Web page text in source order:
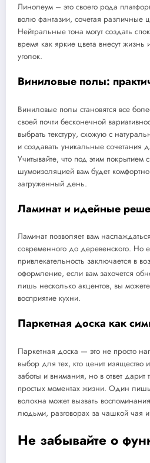
Линолеум – это своего рода
волю фантазии, сочетая различные
Нейтральные тона могут создать
время как яркие цвета внесут
уголок.
Виниловые полы:
Виниловые полы становятся все
своей почти бесконечной
выбрать текстуру, схожую с
и создавать уникальные сочетания
Учитывайте, что под этим покрытием
шумоизоляцией вам будет
загруженный день.
Ламинат и идейные
Ламинат позволяет вам
современного до деревенского. Но
привлекательность заключается в
оформление, если вам захочется
лишь несколько акцентов, вы
восприятие кухни.
Паркетная доска как
Паркетная доска — это не просто
выбор для тех, кто ценит изящество
заботы и внимания, но в ответ дарит
простых моментах жизни. Один
волокна может вызвать
людьми, разговорах за чашкой чая
Не забывайте о